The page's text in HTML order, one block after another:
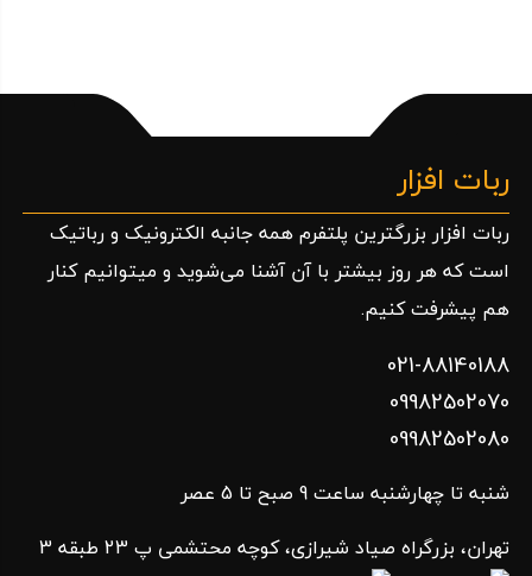
ربات افزار
ربات افزار بزرگترین پلتفرم همه جانبه الکترونیک و رباتیک
است که هر روز بیشتر با آن آشنا می‌شوید و میتوانیم کنار
هم پیشرفت کنیم.
021-88140188
09982502070
09982502080
شنبه تا چهارشنبه ساعت 9 صبح تا 5 عصر
تهران، بزرگراه صیاد شیرازی، کوچه محتشمی پ 23 طبقه 3